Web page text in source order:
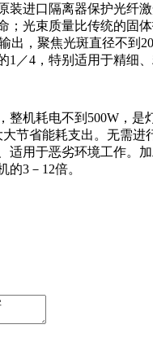
装进口隔离器保护光纤
；光束质量比传统的固
出，聚焦光斑直径不到
1／4，特别适用于精细
整机耗电不到500W，是
大节省能耗支出。无需进
适用于恶劣环境工作。
的3－12倍。